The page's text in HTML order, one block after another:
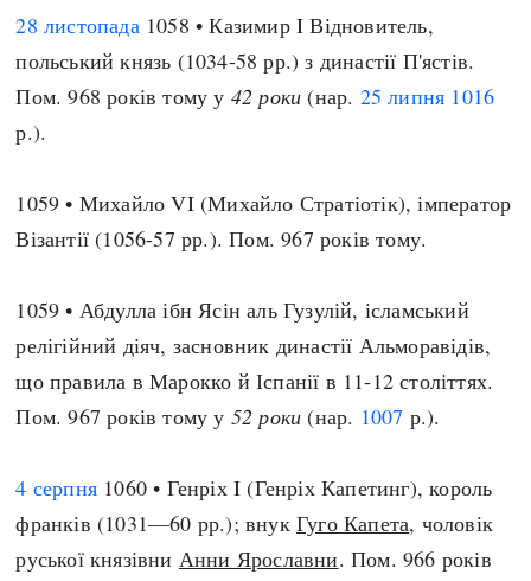
28 листопада1058 • Казимир I Відновитель,
польський князь (1034-58 рр.) з династії П'ястів.
Пом. 968 років тому у 42 роки (нар. 25 липня 1016
р.).
1059 • Михайло VI (Михайло Стратіотік), імператор
Візантії (1056-57 рр.). Пом. 967 років тому.
1059 • Абдулла ібн Ясін аль Гузулій, ісламський
релігійний діяч, засновник династії Альморавідів,
що правила в Марокко й Іспанії в 11-12 століттях.
Пом. 967 років тому у 52 роки (нар. 1007 р.).
4 серпня 1060 • Генріх I (Генріх Капетинг), король
франків (1031—60 рр.); внукГуго Капета, чоловік
руської князівни Анни Ярославни. Пом. 966 років